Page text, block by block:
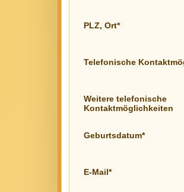
PLZ, Ort*
Telefonische
Weitere telefonische
Kontaktmöglichkeiten
Geburtsdatum*
E-Mail*